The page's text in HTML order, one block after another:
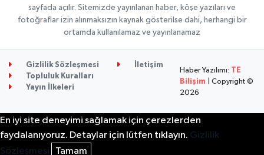
sayfada açılır. Sitemizde yayınlanan haber, köşe yazıları ve
fotoğraflar izin alınmaksızın kaynak gösterilse dahi, herhangi bir
ortamda kullanılamaz ve yayınlanamaz
Gizlilik Sözleşmesi
İletişim
Topluluk Kuralları
Yayın İlkeleri
Haber Yazılımı: TE
Bilişim | Copyright ©
2026
En iyi site deneyimi sağlamak için çerezlerden
faydalanıyoruz. Detaylar için lütfen tıklayın. Gizlilik
Sözleşmesi
Tamam